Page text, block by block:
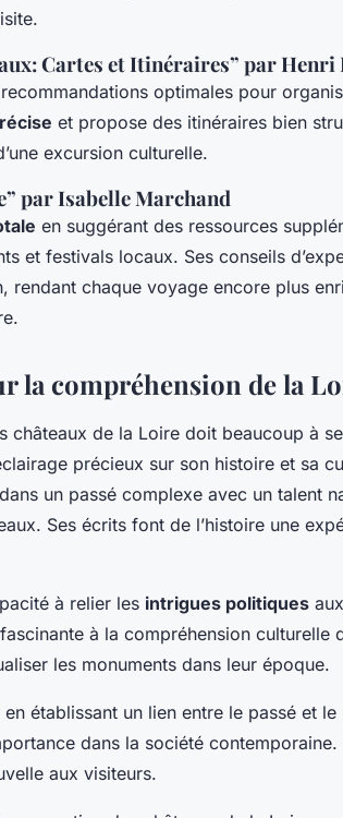
Cartes et Itinéraires” par
recommandations optimales pour
et propose des itinéraires bien
excursion culturelle.
par Isabelle Marchand
en suggérant des ressources
et festivals locaux. Ses conseils
rendant chaque voyage encore plus
la compréhension de la
châteaux de la Loire doit beaucoup à
précieux sur son histoire et sa
un passé complexe avec un talent
Ses écrits font de l’histoire une
à relier les intrigues politiques
à la compréhension culturelle
les monuments dans leur époque.
établissant un lien entre le passé et le
dans la société
aux visiteurs.